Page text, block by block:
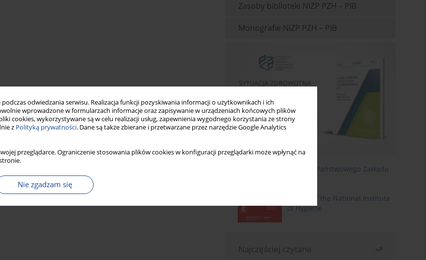
odwiedzania serwisu. Realizacja funkcji pozyskiwania informacji o użytkownikach i ich
wprowadzone w formularzach informacje oraz zapisywanie w urządzeniach końcowych plików
cookies, wykorzystywane są w celu realizacji usług, zapewnienia wygodnego korzystania ze strony
z Polityką prywatności. Dane są także zbierane i przetwarzane przez narzędzie Google Analytics
przeglądarce. Ograniczenie stosowania plików cookies w konfiguracji przeglądarki może wpłynąć na
Nie zgadzam się
Zasoby biblioteki NIZP PZH – PIB
Monografie NIZP PZH – PIB
Roczniki Państwowego Zakładu
Annals of the National Institute
of Hygiene
Najczęściej czytane